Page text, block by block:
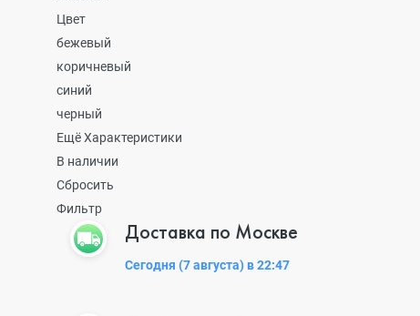
Цвет
бежевый
коричневый
синий
черный
Ещё Характеристики
В наличии
Сбросить
Фильтр
Доставка по Москве
Сегодня (7 августа) в 22:47